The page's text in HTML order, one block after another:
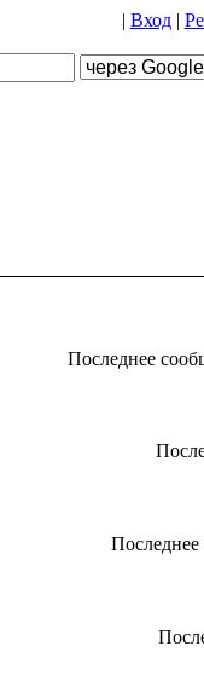
| Вход|
Последнее
Последнее